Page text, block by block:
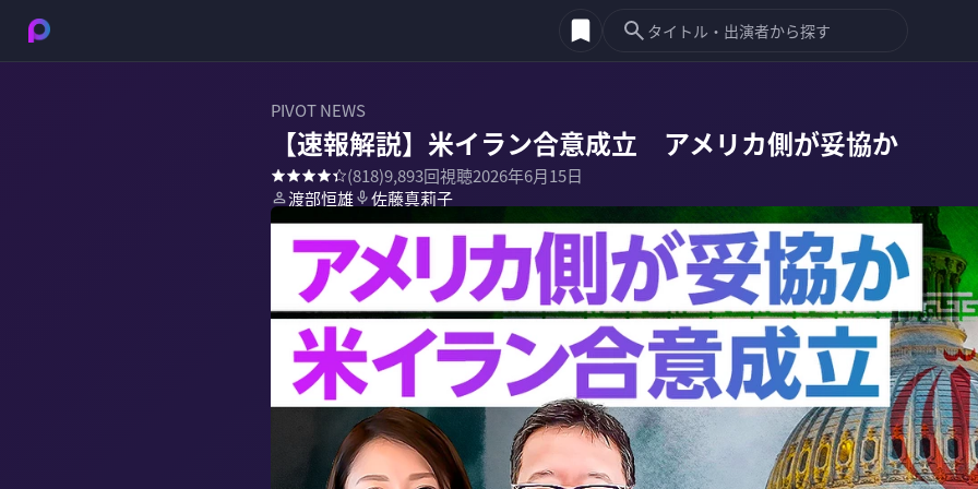
PIVOT NEWS
【速報解説】米イラン合意成立 アメリカ側が妥協か
(818)9,893回視聴2026年6月15日
渡部恒雄
佐藤真莉子